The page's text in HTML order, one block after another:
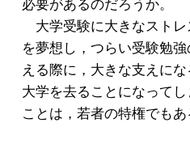
必要があるのだろうか。
大学受験に大きなストレ
を夢想し，つらい受験勉
える際に，大きな支えに
大学を去ることになって
ことは，若者の特権でもあ